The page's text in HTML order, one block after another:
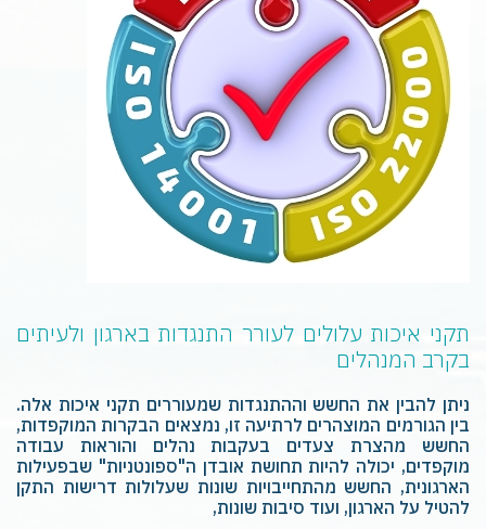
תקני איכות עלולים לעורר התנגדות בארגון ולעיתים
בקרב המנהלים
ניתן להבין את החשש וההתנגדות שמעוררים תקני איכות אלה.
בין הגורמים המוצהרים לרתיעה זו, נמצאים הבקרות המוקפדות,
החשש מהצרת צעדים בעקבות נהלים והוראות עבודה
מוקפדים, יכולה להיות תחושת אובדן ה"ספונטניות" שבפעילות
הארגונית, החשש מהתחייבויות שונות שעלולות דרישות התקן
להטיל על הארגון, ועוד סיבות שונות,